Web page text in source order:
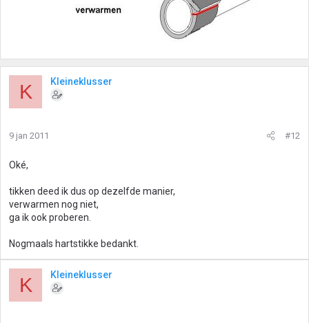
K Kleineklusser
9 jan 2011 #12
Oké,
tikken deed ik dus op dezelfde manier,
verwarmen nog niet,
ga ik ook proberen.
Nogmaals hartstikke bedankt.
K Kleineklusser